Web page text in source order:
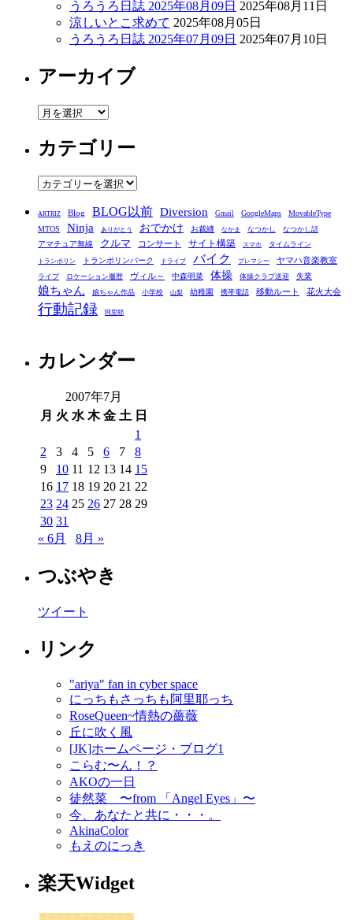
うろうろ日誌 2025年08月09日 2025年08月11日
涼しいとこ求めて 2025年08月05日
うろうろ日誌 2025年07月09日 2025年07月10日
アーカイブ
ア
カ
イ
ブ
カテゴリー
カ
ゴ
リ
ー
ARTRIZ Blog BLOG以前 Diversion Gmail GoogleMaps
MovableType
MTOS
Ninja ありがとう おでかけ お裁縫 なかま なつかし なつかし話
アマチュア無線 クルマ コンサート サイト構築 スマホ タイムライン
トランポリン トランポリンパーク ドライブ バイク プレマシー ヤマハ音楽教室
ライブ ロケーション履歴 ヴィル～ 中森明菜 体操 体操クラブ送迎 失業
娘ちゃん 娘ちゃん作品 小学校 山梨 幼稚園 携帯電話 移動ルート 花火大会
行動記録 阿里耶
カレンダー
2007年7月
月 火 水 木 金 土 日
1
2
3 4 5 6 7
8
9
10 11 12 13 14 15
16 17 18 19 20 21 22
23 24 25 26 27 28 29
30 31
« 6月
8月 »
つぶやき
ツイート
リンク
"ariya" fan in cyber space
にっちもさっちも阿里耶っち
RoseQueen~情熱の薔薇
丘に吹く風
[JK]ホームページ・ブログ1
こらむ〜ん！？
AKOの一日
徒然菜 〜from 「Angel Eyes」〜
今、あなたと共に・・・。
AkinaColor
もえのにっき
楽天Widget